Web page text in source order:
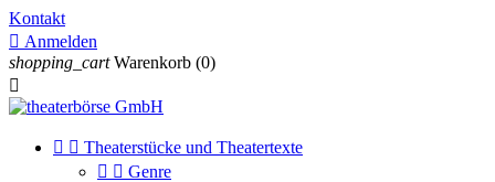
Kontakt
 Anmelden
shopping_cart Warenkorb (0)

  Theaterstücke und Theatertexte
  Genre